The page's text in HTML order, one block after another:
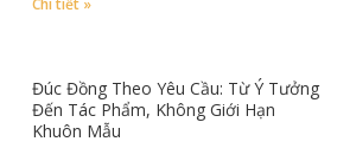
Chi tiết »
Đúc Đồng Theo Yêu Cầu: Từ Ý Tưởng
Đến Tác Phẩm, Không Giới Hạn
Khuôn Mẫu